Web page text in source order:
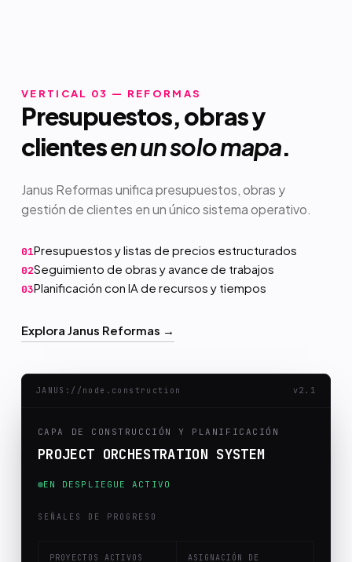
VERTICAL 03 — REFORMAS
Presupuestos, obras y
clientesen un solo mapa.
Janus Reformas unifica presupuestos, obras y
gestión de clientes en un único sistema operativo.
01Presupuestos y listas de precios estructurados
02Seguimiento de obras y avance de trabajos
03Planificación con IA de recursos y tiempos
Explora Janus Reformas →
JANUS://node.construction v2.1
CAPA DE CONSTRUCCIÓN Y PLANIFICACIÓN
PROJECT ORCHESTRATION SYSTEM
EN DESPLIEGUE ACTIVO
SEÑALES DE PROGRESO
PROYECTOS ACTIVOS
ASIGNACIÓN DE